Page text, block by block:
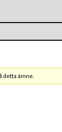
detta ämne.